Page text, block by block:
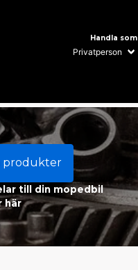
Handla som
produkter
till din mopedbil
här